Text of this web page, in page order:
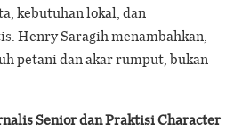
kebutuhan lokal, dan
Henry Saragih menambahkan,
petani dan akar rumput, bukan
Senior dan Praktisi Character